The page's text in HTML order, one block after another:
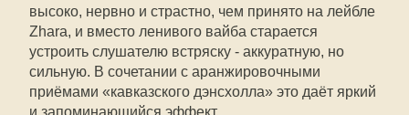
высоко, нервно и страстно, чем принято на лейбле
Zhara, и вместо ленивого вайба старается
устроить слушателю встряску - аккуратную, но
сильную. В сочетании с аранжировочными
приёмами «кавказского дэнсхолла» это даёт яркий
и запоминающийся эффект.